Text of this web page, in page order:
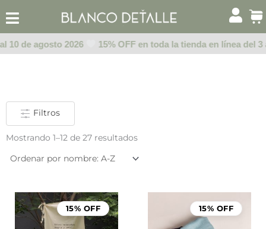
al
contenido
10 de agosto 2026 15% OFF en toda la tienda en línea del 3
Filtros
Mostrando 1–12 de 27 resultados
15% OFF
Rango
de
precios:
15% OFF